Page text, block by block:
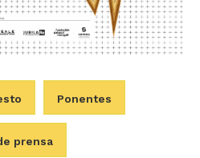
Ponentes
prensa